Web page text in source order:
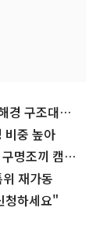
경 구조대원
중 높아
명조끼 캠페
재가동
청하세요"